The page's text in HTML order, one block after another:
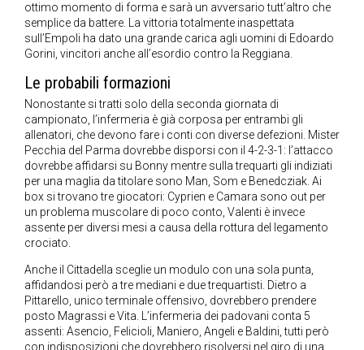
ottimo momento di forma e sarà un avversario tutt’altro che
semplice da battere. La vittoria totalmente inaspettata
sull’Empoli ha dato una grande carica agli uomini di Edoardo
Gorini, vincitori anche all’esordio contro la Reggiana.
Le probabili formazioni
Nonostante si tratti solo della seconda giornata di
campionato, l’infermeria è già corposa per entrambi gli
allenatori, che devono fare i conti con diverse defezioni. Mister
Pecchia del Parma dovrebbe disporsi con il 4-2-3-1: l’attacco
dovrebbe affidarsi su Bonny mentre sulla trequarti gli indiziati
per una maglia da titolare sono Man, Som e Benedcziak. Ai
box si trovano tre giocatori: Cyprien e Camara sono out per
un problema muscolare di poco conto, Valenti è invece
assente per diversi mesi a causa della rottura del legamento
crociato.
Anche il Cittadella sceglie un modulo con una sola punta,
affidandosi però a tre mediani e due trequartisti. Dietro a
Pittarello, unico terminale offensivo, dovrebbero prendere
posto Magrassi e Vita. L’infermeria dei padovani conta 5
assenti: Asencio, Felicioli, Maniero, Angeli e Baldini, tutti però
con indisposizioni che dovrebbero risolversi nel giro di una